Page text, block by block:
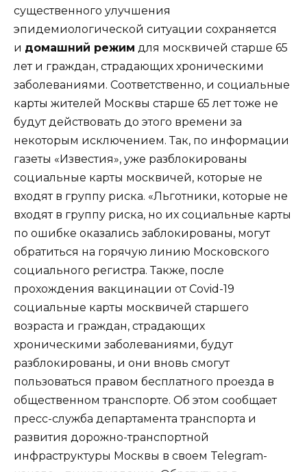
существенного улучшения
эпидемиологической ситуации сохраняется
и домашний режим для москвичей старше 65
лет и граждан, страдающих хроническими
заболеваниями. Соответственно, и социальные
карты жителей Москвы старше 65 лет тоже не
будут действовать до этого времени за
некоторым исключением. Так, по информации
газеты «Известия», уже разблокированы
социальные карты москвичей, которые не
входят в группу риска. «Льготники, которые не
входят в группу риска, но их социальные карты
по ошибке оказались заблокированы, могут
обратиться на горячую линию Московского
социального регистра. Также, после
прохождения вакцинации от Covid-19
социальные карты москвичей старшего
возраста и граждан, страдающих
хроническими заболеваниями, будут
разблокированы, и они вновь смогут
пользоваться правом бесплатного проезда в
общественном транспорте. Об этом сообщает
пресс-служба департамента транспорта и
развития дорожно-транспортной
инфраструктуры Москвы в своем Telegram-